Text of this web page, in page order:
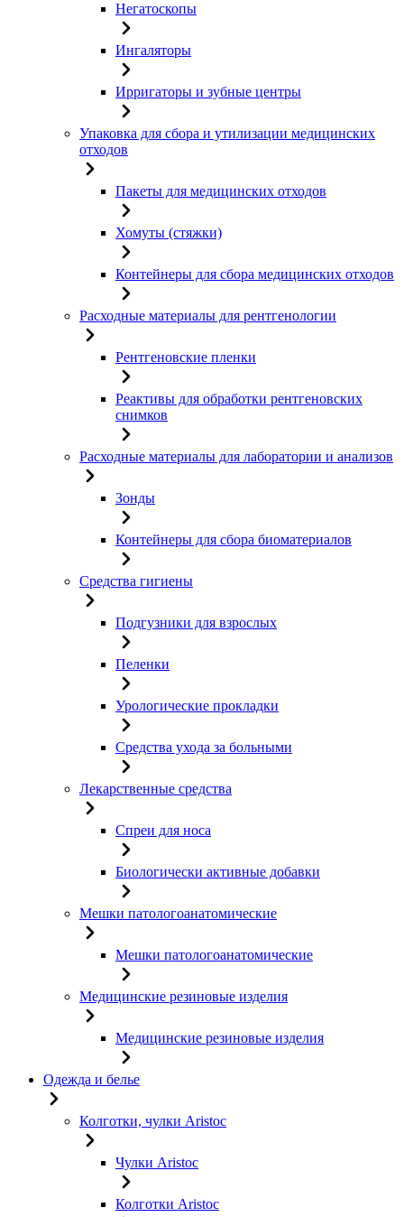
Негатоскопы
Ингаляторы
Ирригаторы и зубные центры
Упаковка для сбора и утилизации медицинских
отходов
Пакеты для медицинских отходов
Хомуты (стяжки)
Контейнеры для сбора медицинских отходов
Расходные материалы для рентгенологии
Рентгеновские пленки
Реактивы для обработки рентгеновских
снимков
Расходные материалы для лаборатории и анализов
Зонды
Контейнеры для сбора биоматериалов
Средства гигиены
Подгузники для взрослых
Пеленки
Урологические прокладки
Средства ухода за больными
Лекарственные средства
Спреи для носа
Биологически активные добавки
Мешки патологоанатомические
Мешки патологоанатомические
Медицинские резиновые изделия
Медицинские резиновые изделия
Одежда и белье
Колготки, чулки Aristoc
Чулки Aristoc
Колготки Aristoc